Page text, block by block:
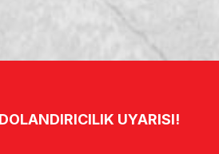
DOLANDIRICILIK UYARISI!